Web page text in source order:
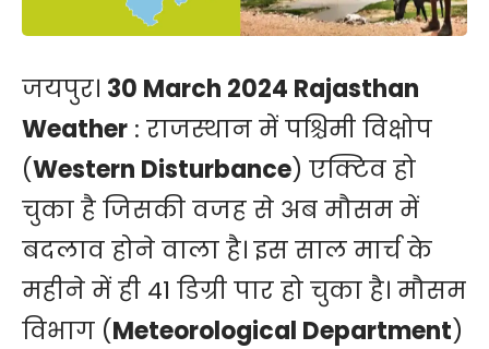
जयपुर। 30 March 2024 Rajasthan
Weather : राजस्थान में पश्चिमी विक्षोप
(Western Disturbance) एक्टिव हो
चुका है जिसकी वजह से अब मौसम में
बदलाव होने वाला है। इस साल मार्च के
महीने में ही 41 डिग्री पार हो चुका है। मौसम
विभाग (Meteorological Department)